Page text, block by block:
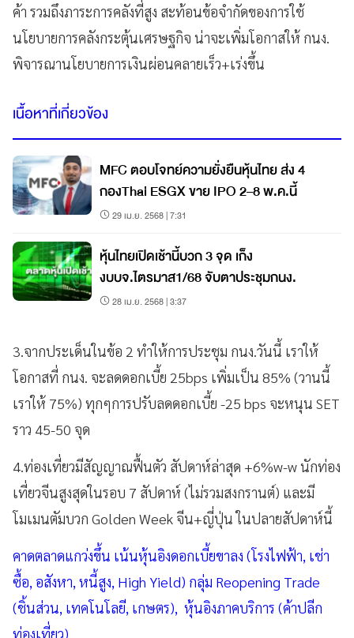
ค้า รวมถึงภาระการคลังที่สูง สะท้อนข้อจำกัดของการใช้
นโยบายการคลังกระตุ้นเศรษฐกิจ น่าจะเพิ่มโอกาสให้ กนง.
พิจารณานโยบายการเงินผ่อนคลายเร็ว+เร่งขึ้น
เนื้อหาที่เกี่ยวข้อง
MFC ตอบโจทย์ความยั่งยืนหุ้นไทย ส่ง 4
กองThai ESGX ขาย IPO 2–8 พ.ค.นี้
29 เม.ย. 2568 | 7:31
หุ้นไทยเปิดเช้านี้บวก 3 จุด เก็ง
งบบจ.ไตรมาส1/68 จับตาประชุมกนง.
28 เม.ย. 2568 | 3:37
3.จากประเด็นในข้อ 2 ทำให้การประชุม กนง.วันนี้ เราให้
โอกาสที่ กนง. จะลดดอกเบี้ย 25bps เพิ่มเป็น 85% (วานนี้
เราให้ 75%) ทุกๆการปรับลดดอกเบี้ย -25 bps จะหนุน SET
ราว 45-50 จุด
4.ท่องเที่ยวมีสัญญาณฟื้นตัว สัปดาห์ล่าสุด +6%w-w นักท่อง
เที่ยวจีนสูงสุดในรอบ 7 สัปดาห์ (ไม่รวมสงกรานต์) และมี
โมเมนตัมบวก Golden Week จีน+ญี่ปุ่น ในปลายสัปดาห์นี้
คาดตลาดแกว่งขึ้น เน้นหุ้นอิงดอกเบี้ยขาลง (โรงไฟฟ้า, เช่า
ซื้อ, อสังหา, หนี้สูง, High Yield) กลุ่ม Reopening Trade
(ชิ้นส่วน, เทคโนโลยี, เกษตร), หุ้นอิงภาคบริการ (ค้าปลีก
ท่องเที่ยว)